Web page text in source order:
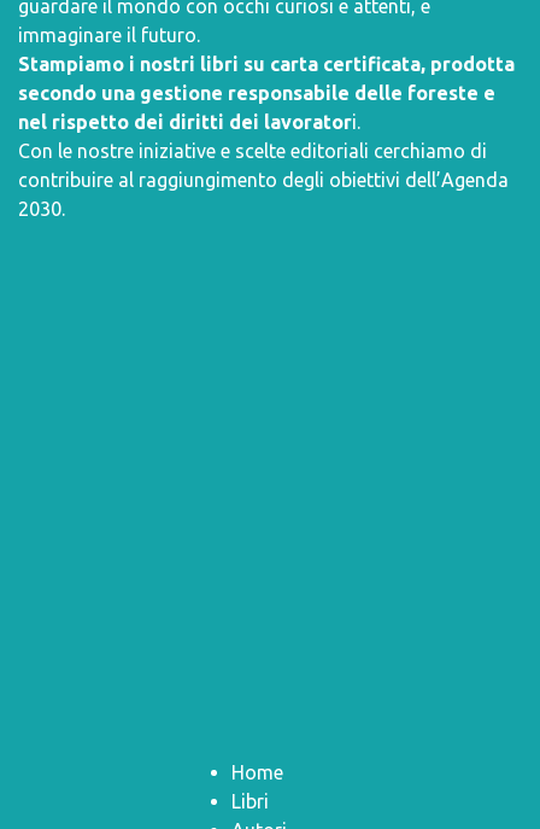
guardare il mondo con occhi curiosi e attenti, e
immaginare il futuro.
Stampiamo i nostri libri su carta certificata, prodotta
secondo una gestione responsabile delle foreste e
nel rispetto dei diritti dei lavoratori.
Con le nostre iniziative e scelte editoriali cerchiamo di
contribuire al raggiungimento degli obiettivi dell’Agenda
2030.
Home
Libri